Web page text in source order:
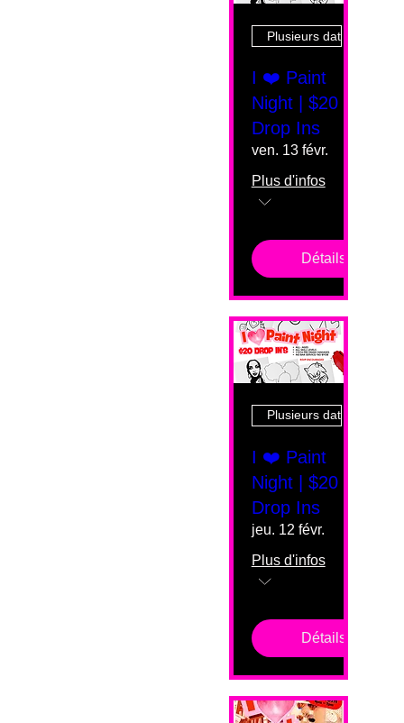
Plusieurs dates
I ❤️ Paint
Night | $20
Drop Ins
ven. 13 févr.
Plus d'infos
Détails
Plusieurs dates
I ❤️ Paint
Night | $20
Drop Ins
jeu. 12 févr.
Plus d'infos
Détails